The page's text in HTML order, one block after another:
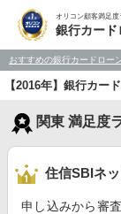
オリコン顧客満足度
銀行カード
おすすめの銀行カードロー
【2016年】銀行カー
関東 満足度
住信SBIネ
申し込みから審